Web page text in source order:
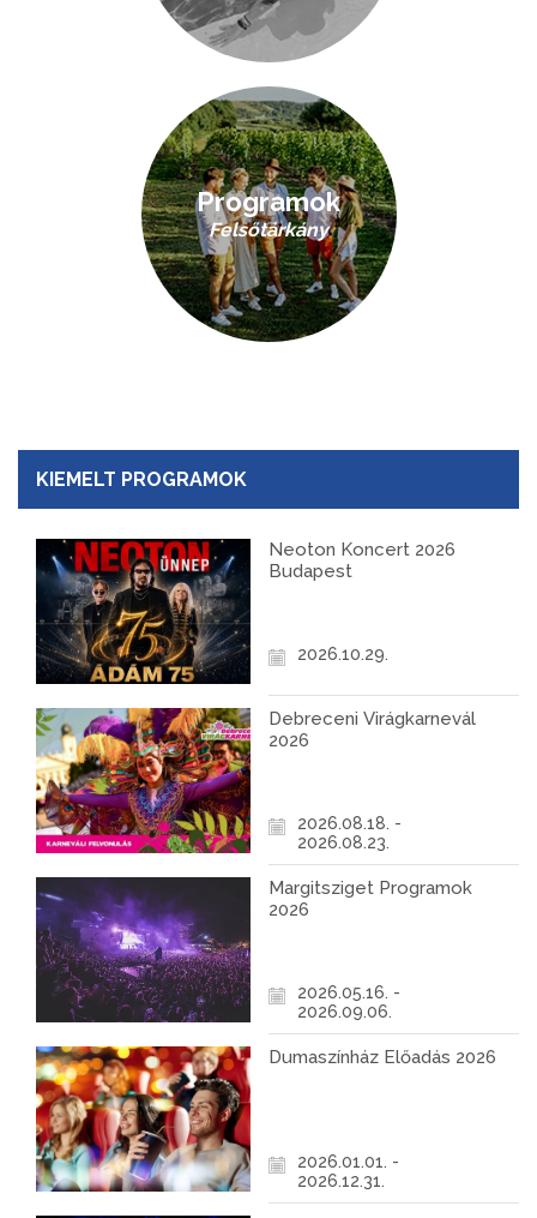
KIEMELT PROGRAMOK
Neoton Koncert 2026
Budapest
2026.10.29.
Debreceni Virágkarnevál
2026
2026.08.18. -
2026.08.23.
Margitsziget Programok
2026
2026.05.16. -
2026.09.06.
Dumaszínház Előadás 2026
2026.01.01. -
2026.12.31.
Programok
Felsőtárkány